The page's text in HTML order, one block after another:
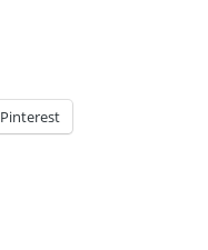
Pinterest